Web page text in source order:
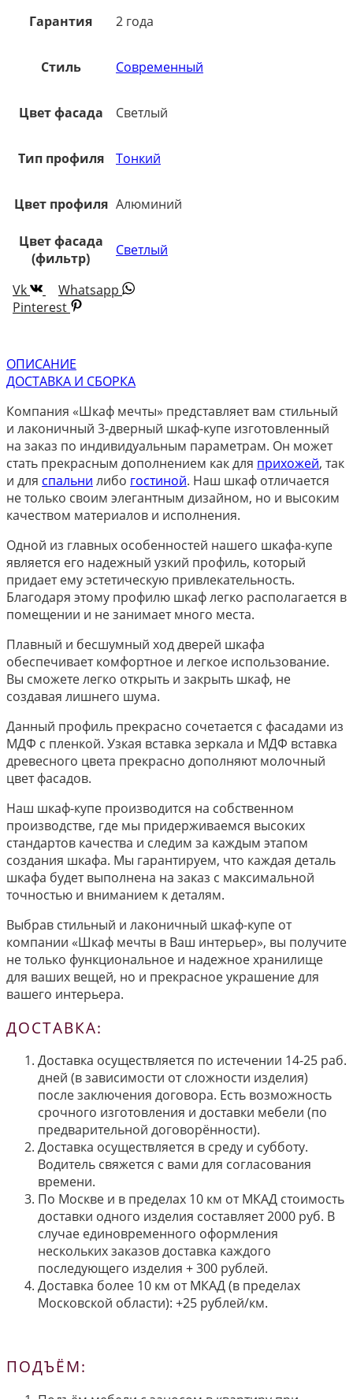
Гарантия 2 года
Стиль Современный
Цвет фасада Светлый
Тип профиля Тонкий
Цвет профиля Алюминий
Цвет фасада
(фильтр)
Светлый
Vk
Whatsapp
Pinterest
ОПИСАНИЕ
ДОСТАВКА И СБОРКА
Компания «Шкаф мечты» представляет вам стильный
и лаконичный 3-дверный шкаф-купе изготовленный
на заказ по индивидуальным параметрам. Он может
стать прекрасным дополнением как для прихожей, так
и для спальни либо гостиной. Наш шкаф отличается
не только своим элегантным дизайном, но и высоким
качеством материалов и исполнения.
Одной из главных особенностей нашего шкафа-купе
является его надежный узкий профиль, который
придает ему эстетическую привлекательность.
Благодаря этому профилю шкаф легко располагается в
помещении и не занимает много места.
Плавный и бесшумный ход дверей шкафа
обеспечивает комфортное и легкое использование.
Вы сможете легко открыть и закрыть шкаф, не
создавая лишнего шума.
Данный профиль прекрасно сочетается с фасадами из
МДФ с пленкой. Узкая вставка зеркала и МДФ вставка
древесного цвета прекрасно дополняют молочный
цвет фасадов.
Наш шкаф-купе производится на собственном
производстве, где мы придерживаемся высоких
стандартов качества и следим за каждым этапом
создания шкафа. Мы гарантируем, что каждая деталь
шкафа будет выполнена на заказ с максимальной
точностью и вниманием к деталям.
Выбрав стильный и лаконичный шкаф-купе от
компании «Шкаф мечты в Ваш интерьер», вы получите
не только функциональное и надежное хранилище
для ваших вещей, но и прекрасное украшение для
вашего интерьера.
ДОСТАВКА:
Доставка осуществляется по истечении 14-25 раб.
дней (в зависимости от сложности изделия)
после заключения договора. Есть возможность
срочного изготовления и доставки мебели (по
предварительной договорённости).
Доставка осуществляется в среду и субботу.
Водитель свяжется с вами для согласования
времени.
По Москве и в пределах 10 км от МКАД стоимость
доставки одного изделия составляет 2000 руб. В
случае единовременного оформления
нескольких заказов доставка каждого
последующего изделия + 300 рублей.
Доставка более 10 км от МКАД (в пределах
Московской области): +25 рублей/км.
ПОДЪЁМ: